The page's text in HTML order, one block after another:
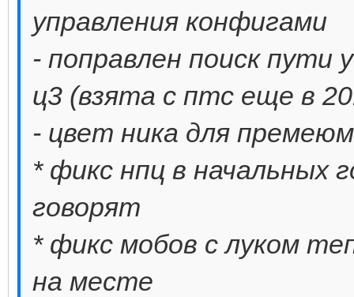
управления конфигами
- поправлен поиск пути
ц3 (взята с птс еще в
- цвет ника для премеюм
* фикс нпц в начальных
говорят
* фикс мобов с луком
на месте